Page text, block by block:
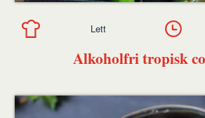
Alkoholfri tropisk
Lett